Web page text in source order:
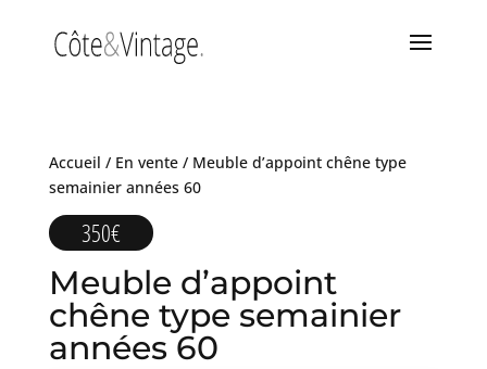
Accueil / En vente/ Meuble d’appoint chêne type
semainier années 60
350€
Meuble d’appoint
chêne type semainier
années 60